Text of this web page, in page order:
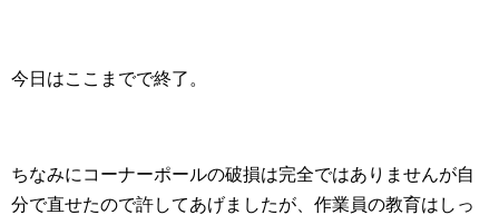
今日はここまでで終了。
ちなみにコーナーポールの破損は完全ではありませんが自
分で直せたので許してあげましたが、作業員の教育はしっ